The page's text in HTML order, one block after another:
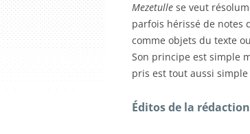
Mezetulle se veut
parfois hérissé de notes
comme objets du texte
Son principe est simple
pris est tout aussi
Éditos de la rédaction